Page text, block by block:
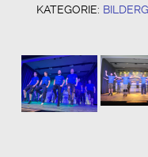
KATEGORIE: